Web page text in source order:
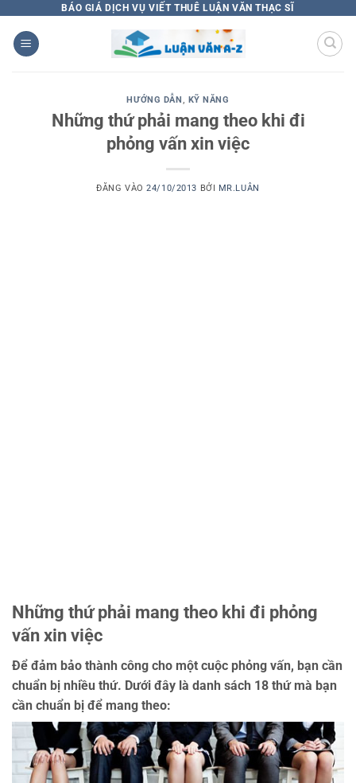
qua
nội
BÁO GIÁ DỊCH VỤ VIẾT THUÊ LUẬN VĂN THẠC SĨ
HƯỚNG DẪN, KỸ NĂNG
Những thứ phải mang theo khi đi
phỏng vấn xin việc
ĐĂNG VÀO24/10/2013 BỞI MR.LUÂN
Những thứ phải mang theo khi đi phỏng
vấn xin việc
Để đảm bảo thành công cho một cuộc phỏng vấn, bạn cần
chuẩn bị nhiều thứ. Dưới đây là danh sách 18 thứ mà bạn
cần chuẩn bị để mang theo: